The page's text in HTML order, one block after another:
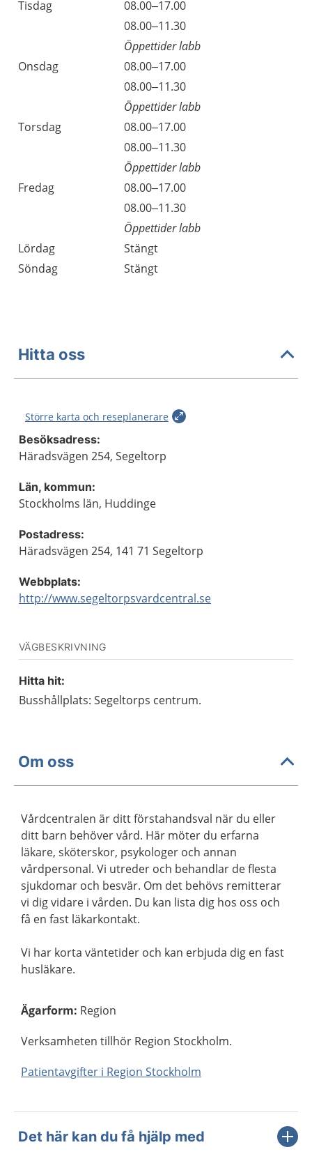
Tisdag
08.00–17.00
08.00–11.30
Öppettider labb
Onsdag
08.00–17.00
08.00–11.30
Öppettider labb
Torsdag
08.00–17.00
08.00–11.30
Öppettider labb
Fredag
08.00–17.00
08.00–11.30
Öppettider labb
Lördag
Stängt
Söndag
Stängt
Hitta oss
Större karta och reseplanerare
Besöksadress:
Häradsvägen 254, Segeltorp
Län, kommun:
Stockholms län, Huddinge
Postadress:
Häradsvägen 254, 141 71 Segeltorp
Webbplats:
http://www.segeltorpsvardcentral.se
VÄGBESKRIVNING
Hitta hit:
Busshållplats: Segeltorps centrum.
Om oss
Vårdcentralen är ditt förstahandsval när du eller
ditt barn behöver vård. Här möter du erfarna
läkare, sköterskor, psykologer och annan
vårdpersonal. Vi utreder och behandlar de flesta
sjukdomar och besvär. Om det behövs remitterar
vi dig vidare i vården. Du kan lista dig hos oss och
få en fast läkarkontakt.
Vi har korta väntetider och kan erbjuda dig en fast
husläkare.
Ägarform: Region
Verksamheten tillhör Region Stockholm.
Patientavgifter i Region Stockholm
Det här kan du få hjälp med